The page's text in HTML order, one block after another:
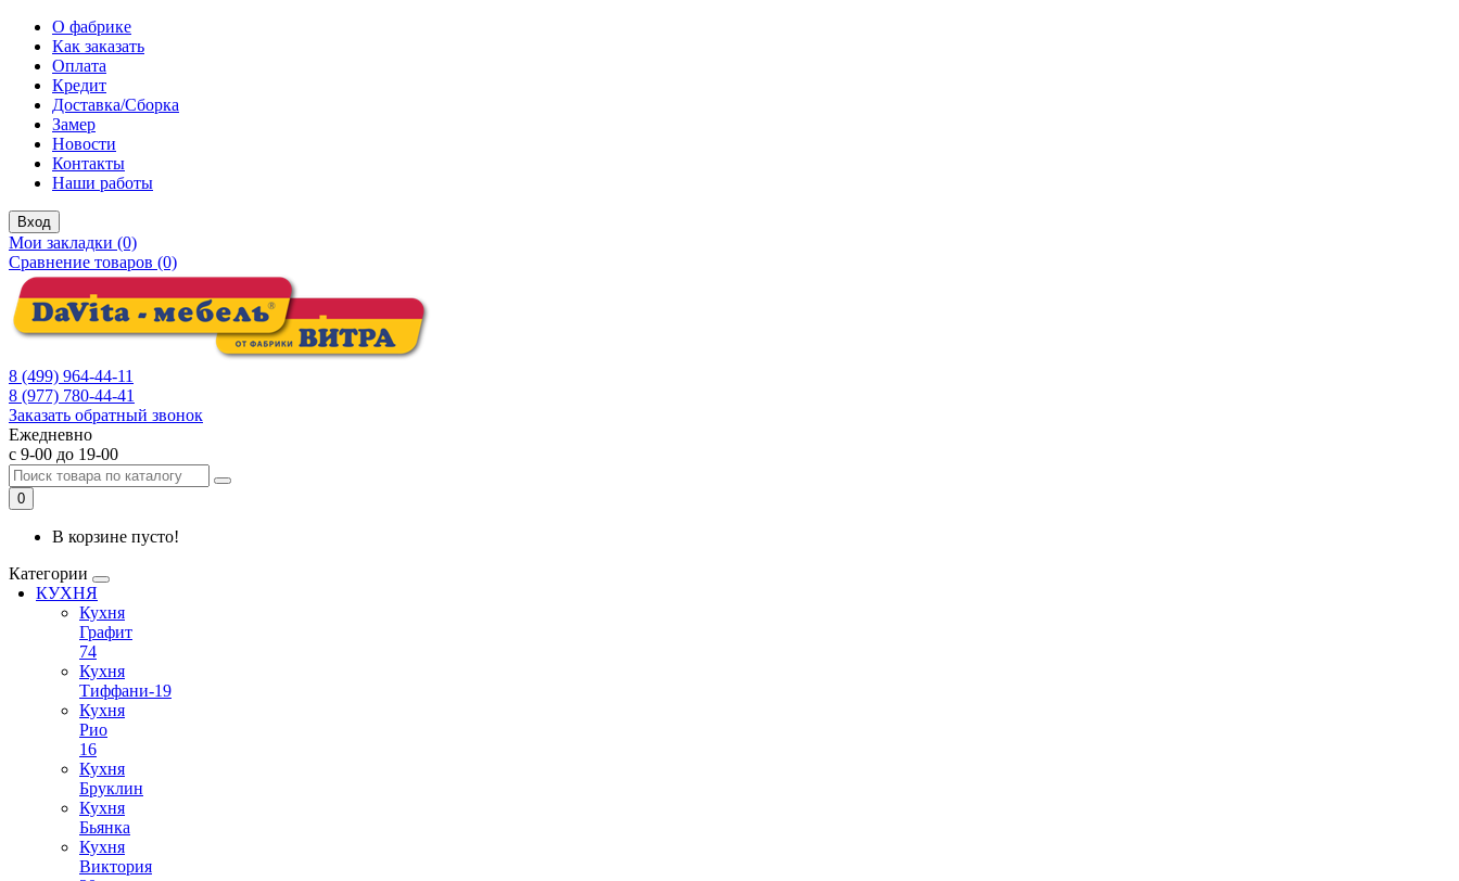
О фабрике
Как заказать
Оплата
Кредит
Доставка/Сборка
Замер
Новости
Контакты
Наши работы
Вход
Мои закладки (0)
Сравнение товаров (0)
8 (499) 964-44-11
8 (977) 780-44-41
Заказать обратный звонок
Ежедневно
с 9-00 до 19-00
0
В корзине пусто!
Категории
КУХНЯ
Кухня
Графит
74
Кухня
Тиффани-19
Кухня
Рио
16
Кухня
Бруклин
Кухня
Бьянка
Кухня
Виктория